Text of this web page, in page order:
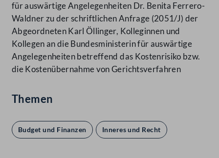
für auswärtige Angelegenheiten Dr. Benita Ferrero-
Waldner zu der schriftlichen Anfrage (2051/J) der
Abgeordneten Karl Öllinger, Kolleginnen und
Kollegen an die Bundesministerin für auswärtige
Angelegenheiten betreffend das Kostenrisiko bzw.
die Kostenübernahme von Gerichtsverfahren
Themen
Budget und Finanzen Inneres und Recht